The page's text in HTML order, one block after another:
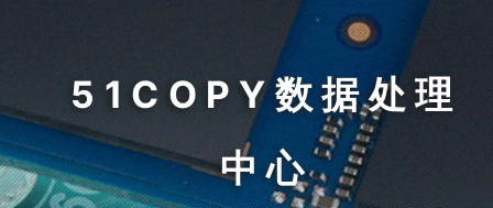
51COPY数据处理
中心